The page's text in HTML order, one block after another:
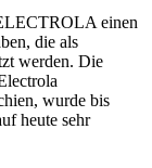
einen
die als
werden. Die
wurde bis
heute sehr